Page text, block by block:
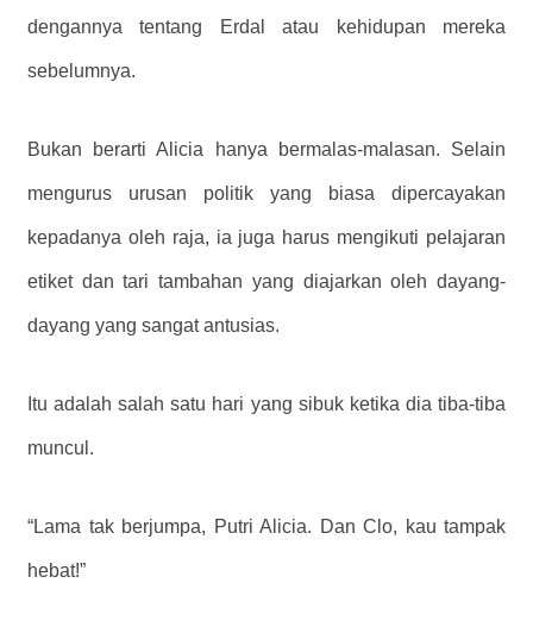
dengannya tentang Erdal atau kehidupan mereka
sebelumnya.
Bukan berarti Alicia hanya bermalas-malasan. Selain
mengurus urusan politik yang biasa dipercayakan
kepadanya oleh raja, ia juga harus mengikuti pelajaran
etiket dan tari tambahan yang diajarkan oleh dayang-
dayang yang sangat antusias.
Itu adalah salah satu hari yang sibuk ketika dia tiba-tiba
muncul.
“Lama tak berjumpa, Putri Alicia. Dan Clo, kau tampak
hebat!”